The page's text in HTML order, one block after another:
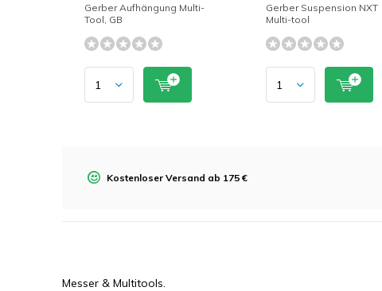
Gerber Aufhängung Multi-
Tool, GB
Gerber Suspension NXT
Multi-tool
Kostenloser Versand ab 175 €
Messer & Multitools.